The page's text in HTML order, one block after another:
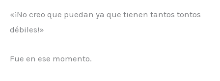
«¡No creo que puedan ya que tienen tantos tontos
débiles!»
Fue en ese momento.